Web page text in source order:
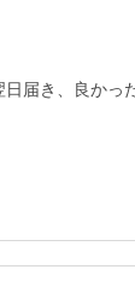
届き、良かっ